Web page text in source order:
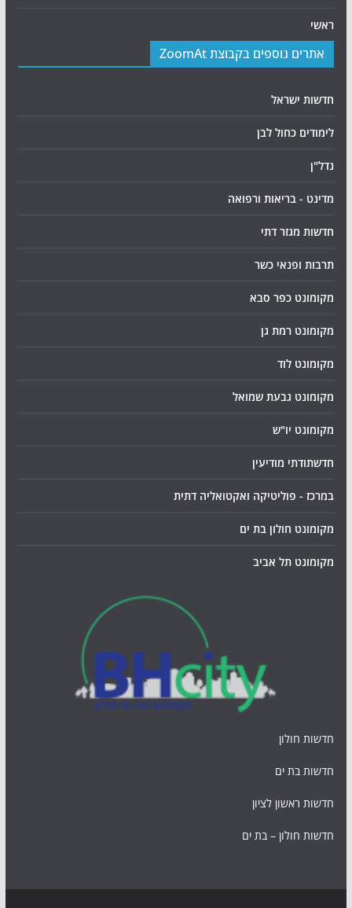
ראשי
אתרים נוספים בקבוצת ZoomAt
חדשות ישראל
לימודים כחול לבן
נדל"ן
מדינט - בריאות ורפואה
חדשות מגזר דתי
תרבות ופנאי כשר
מקומונט כפר סבא
מקומונט רמת גן
מקומונט לוד
מקומונט גבעת שמואל
מקומונט יו"ש
חדשתודתי מודיעין
במרכז - פוליטיקה ואקטואליה דתית
מקומונט חולון בת ים
מקומונט תל אביב
חדשות חולון
חדשות בת ים
חדשות ראשון לציון
חדשות חולון – בת ים